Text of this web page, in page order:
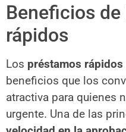
Beneficios
rápidos
Los préstamos rápidos
beneficios que los
atractiva para quienes
urgente. Una de las